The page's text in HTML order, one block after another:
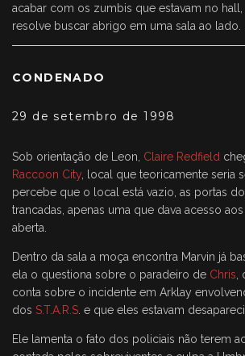
acabar com os zumbis que estavam no
resolve buscar abrigo em uma sala ao lado.
CONDENADO
29 de setembro de 1998
Sob orientação de Leon, Claire Redfield
Raccoon City, local que teoricamente seria
percebe que o local está vazio, as portas
trancadas, apenas uma que dava acesso
aberta.
Dentro da sala a moça encontra Marvin já
ela o questiona sobre o paradeiro de Chris
conta sobre o incidente em Arklay
dos S.T.A.R.S . e que eles estavam
Ele lamenta o fato dos policiais não terem